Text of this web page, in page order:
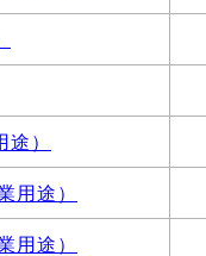
）
用途）
用途）